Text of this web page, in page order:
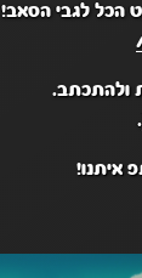
הכל לגבי הסאב!
ולהתכתב.
.
איתנו!